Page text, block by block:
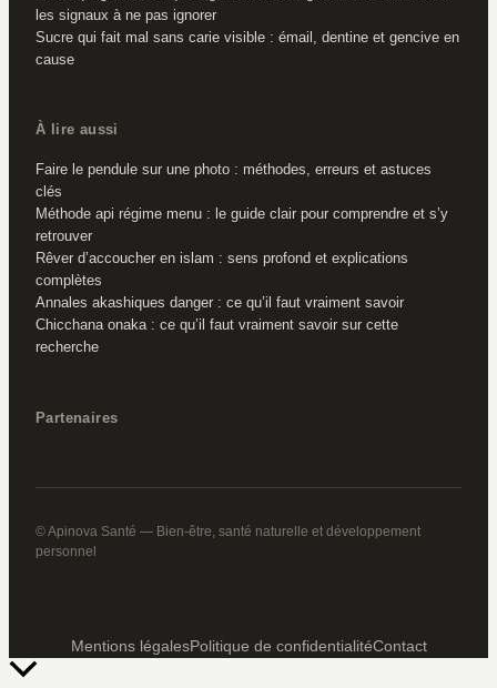
les signaux à ne pas ignorer
Sucre qui fait mal sans carie visible : émail, dentine et gencive en
cause
À lire aussi
Faire le pendule sur une photo : méthodes, erreurs et astuces
clés
Méthode api régime menu : le guide clair pour comprendre et s’y
retrouver
Rêver d’accoucher en islam : sens profond et explications
complètes
Annales akashiques danger : ce qu’il faut vraiment savoir
Chicchana onaka : ce qu’il faut vraiment savoir sur cette
recherche
Partenaires
© Apinova Santé — Bien-être, santé naturelle et développement
personnel
Mentions légalesPolitique de confidentialitéContact